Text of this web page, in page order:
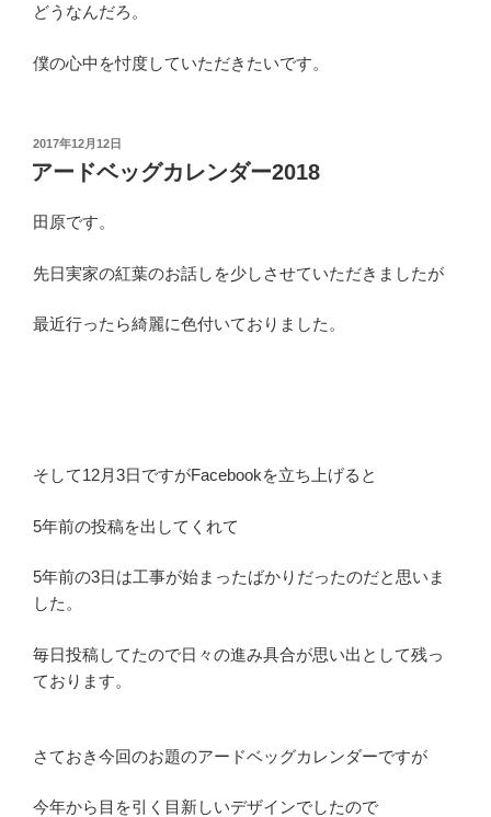
どうなんだろ。
僕の心中を忖度していただきたいです。
投
稿
日:
2017年12月12日
アードベッグカレンダー2018
田原です。
先日実家の紅葉のお話しを少しさせていただきましたが
最近行ったら綺麗に色付いておりました。
そして12月3日ですがFacebookを立ち上げると
5年前の投稿を出してくれて
5年前の3日は工事が始まったばかりだったのだと思いま
した。
毎日投稿してたので日々の進み具合が思い出として残っ
ております。
さておき今回のお題のアードベッグカレンダーですが
今年から目を引く目新しいデザインでしたので